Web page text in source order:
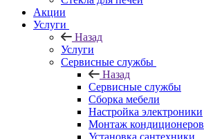
Акции
Услуги
Назад
Услуги
Сервисные службы
Назад
Сервисные службы
Сборка мебели
Настройка электроники
Монтаж кондиционеров
Установка сантехники